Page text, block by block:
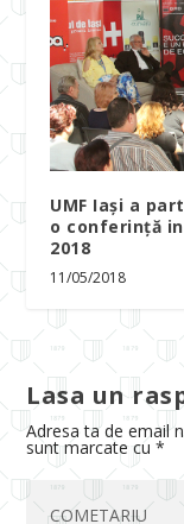
UMF Iași a
o conferință
2018
11/05/2018
Lasa un
Adresa ta de email
sunt marcate cu*